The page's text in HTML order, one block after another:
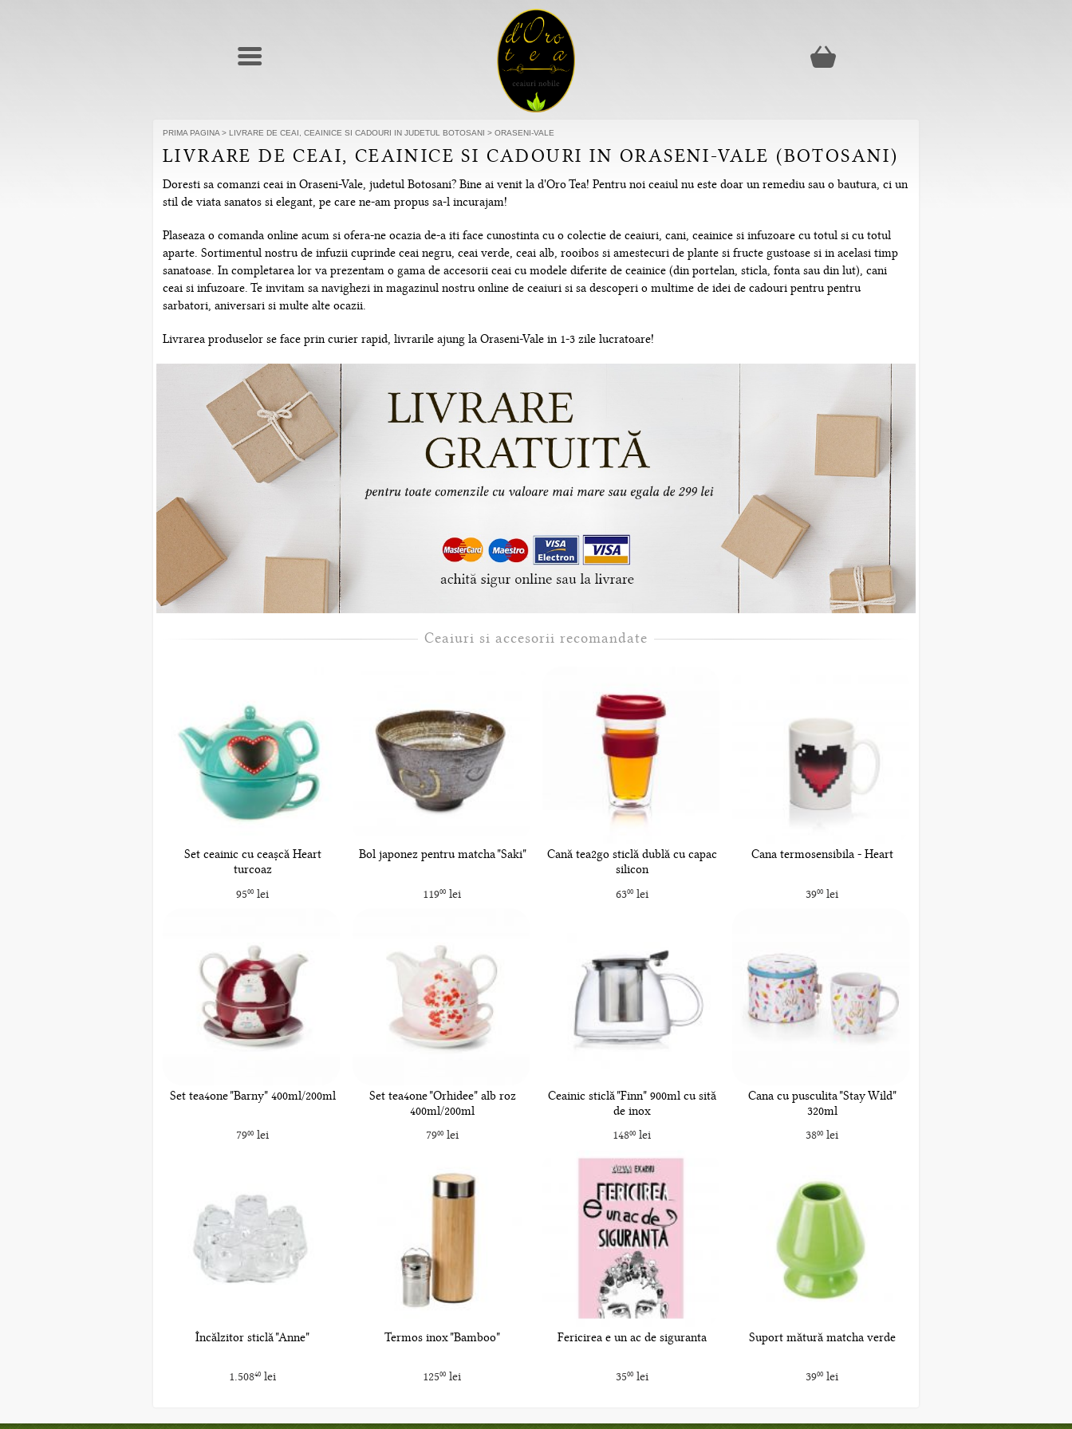
PRIMA PAGINA > LIVRARE DE CEAI, CEAINICE SI CADOURI IN JUDETUL BOTOSANI > ORASENI-VALE
LIVRARE DE CEAI, CEAINICE SI CADOURI IN ORASENI-VALE (BOTOSANI)
Doresti sa comanzi ceai in Oraseni-Vale, judetul Botosani? Bine ai venit la d'Oro Tea! Pentru noi ceaiul nu este doar un remediu sau o bautura, ci un
stil de viata sanatos si elegant, pe care ne-am propus sa-l incurajam!
Plaseaza o comanda online acum si ofera-ne ocazia de-a iti face cunostinta cu o colectie de ceaiuri, cani, ceainice si infuzoare cu totul si cu totul
aparte. Sortimentul nostru de infuzii cuprinde ceai negru, ceai verde, ceai alb, rooibos si amestecuri de plante si fructe gustoase si in acelasi timp
sanatoase. In completarea lor va prezentam o gama de accesorii ceai cu modele diferite de ceainice (din portelan, sticla, fonta sau din lut), cani
ceai si infuzoare. Te invitam sa navighezi in magazinul nostru online de ceaiuri si sa descoperi o multime de idei de cadouri pentru pentru
sarbatori, aniversari si multe alte ocazii.
Livrarea produselor se face prin curier rapid, livrarile ajung la Oraseni-Vale in 1-3 zile lucratoare!
Ceaiuri si accesorii recomandate
Set ceainic cu ceașcă Heart
turcoaz
9500lei
Bol japonez pentru matcha "Saki"
11900 lei
Cană tea2go sticlă dublă cu capac
silicon
6300lei
Cana termosensibila - Heart
3900lei
Set tea4one "Barny" 400ml/200ml
7900lei
Set tea4one "Orhidee" alb roz
400ml/200ml
7900lei
Ceainic sticlă "Finn" 900ml cu sită
de inox
14800 lei
Cana cu pusculita "Stay Wild"
320ml
3800lei
Încălzitor sticlă "Anne"
1.50840lei
Termos inox "Bamboo"
12500 lei
Fericirea e un ac de siguranta
3500lei
Suport mătură matcha verde
3900lei